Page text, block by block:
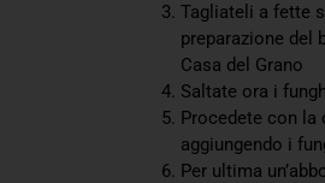
Tagliateli a fette
preparazione del
Casa del Grano
Saltate ora i
Procedete con la
aggiungendo i
Per ultima